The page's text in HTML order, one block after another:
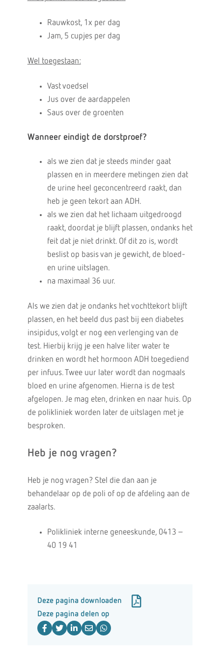
Rauwkost, 1x per dag
Jam, 5 cupjes per dag
Wel toegestaan:
Vast voedsel
Jus over de aardappelen
Saus over de groenten
Wanneer eindigt de dorstproef?
als we zien dat je steeds minder gaat
plassen en in meerdere metingen zien dat
de urine heel geconcentreerd raakt, dan
heb je geen tekort aan ADH.
als we zien dat het lichaam uitgedroogd
raakt, doordat je blijft plassen, ondanks het
feit dat je niet drinkt. Of dit zo is, wordt
beslist op basis van je gewicht, de bloed-
en urine uitslagen.
na maximaal 36 uur.
Als we zien dat je ondanks het vochttekort blijft
plassen, en het beeld dus past bij een diabetes
insipidus, volgt er nog een verlenging van de
test. Hierbij krijg je een halve liter water te
drinken en wordt het hormoon ADH toegediend
per infuus. Twee uur later wordt dan nogmaals
bloed en urine afgenomen. Hierna is de test
afgelopen. Je mag eten, drinken en naar huis. Op
de polikliniek worden later de uitslagen met je
besproken.
Heb je nog vragen?
Heb je nog vragen? Stel die dan aan je
behandelaar op de poli of op de afdeling aan de
zaalarts.
Polikliniek interne geneeskunde, 0413 –
40 19 41
Deze pagina downloaden
Deze pagina delen op